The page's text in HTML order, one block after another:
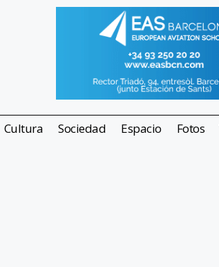
Cultura Sociedad Espacio Fotos